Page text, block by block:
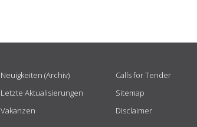
Neuigkeiten (Archiv)
Letzte Aktualisierungen
Vakanzen
Calls for Tender
Sitemap
Disclaimer